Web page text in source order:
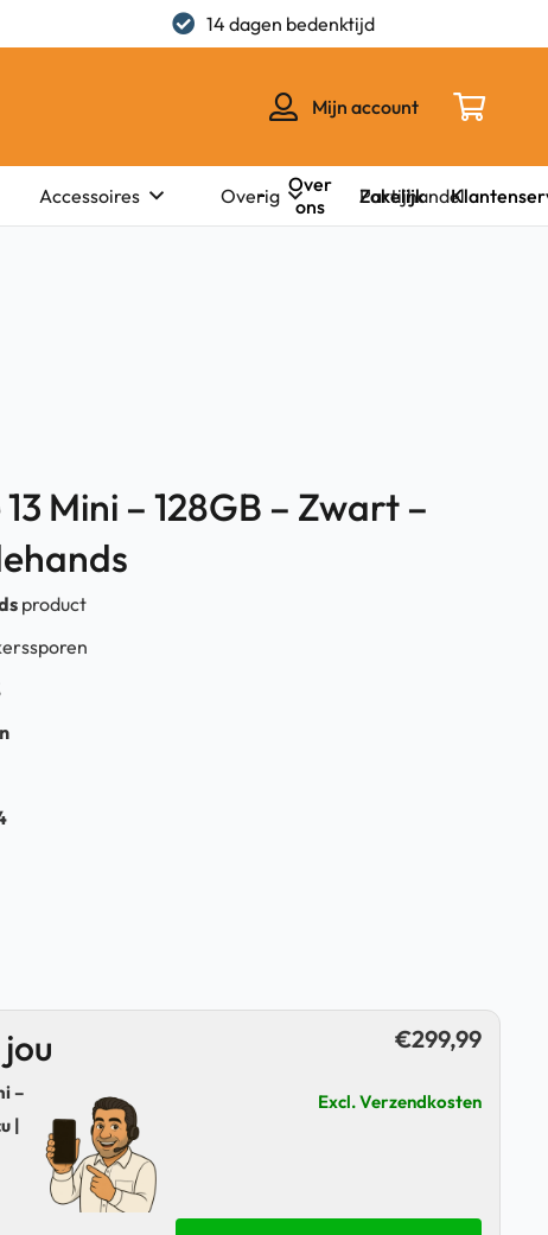
14 dagen bedenktijd
Mijn account
Accessoires Overig Partijhandel
Over
ons
Zakelijk
Mini – 128GB – Zwart –
product
–
|
€299,99
Excl. Verzendkosten
Apple